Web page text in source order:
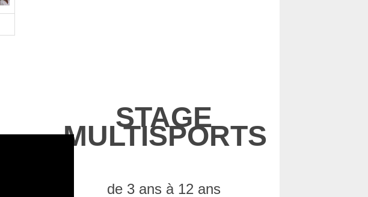
STAGE
MULTISPORTS
de 3 ans à 12 ans